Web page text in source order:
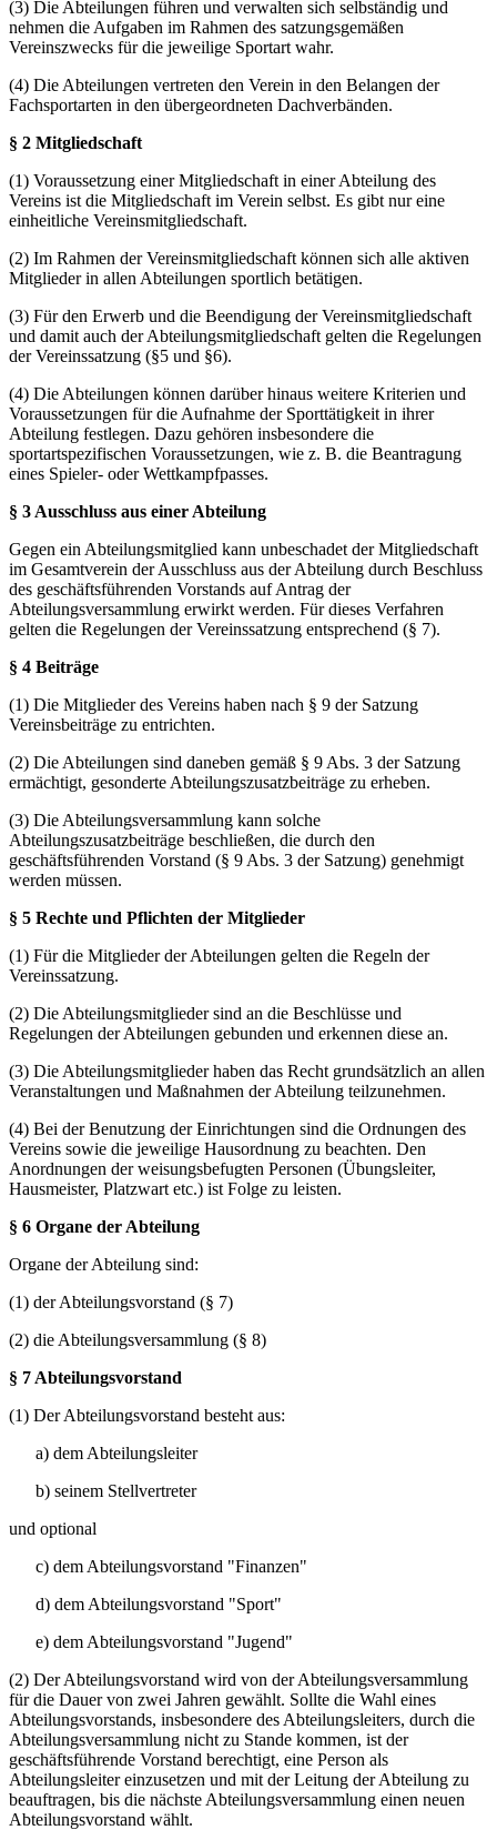
(3) Die Abteilungen führen und verwalten sich selbständig und
nehmen die Aufgaben im Rahmen des satzungsgemäßen
Vereinszwecks für die jeweilige Sportart wahr.
(4) Die Abteilungen vertreten den Verein in den Belangen der
Fachsportarten in den übergeordneten Dachverbänden.
§ 2 Mitgliedschaft
(1) Voraussetzung einer Mitgliedschaft in einer Abteilung des
Vereins ist die Mitgliedschaft im Verein selbst. Es gibt nur eine
einheitliche Vereinsmitgliedschaft.
(2) Im Rahmen der Vereinsmitgliedschaft können sich alle aktiven
Mitglieder in allen Abteilungen sportlich betätigen.
(3) Für den Erwerb und die Beendigung der Vereinsmitgliedschaft
und damit auch der Abteilungsmitgliedschaft gelten die Regelungen
der Vereinssatzung (§5 und §6).
(4) Die Abteilungen können darüber hinaus weitere Kriterien und
Voraussetzungen für die Aufnahme der Sporttätigkeit in ihrer
Abteilung festlegen. Dazu gehören insbesondere die
sportartspezifischen Voraussetzungen, wie z. B. die Beantragung
eines Spieler- oder Wettkampfpasses.
§ 3 Ausschluss aus einer Abteilung
Gegen ein Abteilungsmitglied kann unbeschadet der Mitgliedschaft
im Gesamtverein der Ausschluss aus der Abteilung durch Beschluss
des geschäftsführenden Vorstands auf Antrag der
Abteilungsversammlung erwirkt werden. Für dieses Verfahren
gelten die Regelungen der Vereinssatzung entsprechend (§ 7).
§ 4 Beiträge
(1) Die Mitglieder des Vereins haben nach § 9 der Satzung
Vereinsbeiträge zu entrichten.
(2) Die Abteilungen sind daneben gemäß § 9 Abs. 3 der Satzung
ermächtigt, gesonderte Abteilungszusatzbeiträge zu erheben.
(3) Die Abteilungsversammlung kann solche
Abteilungszusatzbeiträge beschließen, die durch den
geschäftsführenden Vorstand (§ 9 Abs. 3 der Satzung) genehmigt
werden müssen.
§ 5 Rechte und Pflichten der Mitglieder
(1) Für die Mitglieder der Abteilungen gelten die Regeln der
Vereinssatzung.
(2) Die Abteilungsmitglieder sind an die Beschlüsse und
Regelungen der Abteilungen gebunden und erkennen diese an.
(3) Die Abteilungsmitglieder haben das Recht grundsätzlich an allen
Veranstaltungen und Maßnahmen der Abteilung teilzunehmen.
(4) Bei der Benutzung der Einrichtungen sind die Ordnungen des
Vereins sowie die jeweilige Hausordnung zu beachten. Den
Anordnungen der weisungsbefugten Personen (Übungsleiter,
Hausmeister, Platzwart etc.) ist Folge zu leisten.
§ 6 Organe der Abteilung
Organe der Abteilung sind:
(1) der Abteilungsvorstand (§ 7)
(2) die Abteilungsversammlung (§ 8)
§ 7 Abteilungsvorstand
(1) Der Abteilungsvorstand besteht aus:
a) dem Abteilungsleiter
b) seinem Stellvertreter
und optional
c) dem Abteilungsvorstand "Finanzen"
d) dem Abteilungsvorstand "Sport"
e) dem Abteilungsvorstand "Jugend"
(2) Der Abteilungsvorstand wird von der Abteilungsversammlung
für die Dauer von zwei Jahren gewählt. Sollte die Wahl eines
Abteilungsvorstands, insbesondere des Abteilungsleiters, durch die
Abteilungsversammlung nicht zu Stande kommen, ist der
geschäftsführende Vorstand berechtigt, eine Person als
Abteilungsleiter einzusetzen und mit der Leitung der Abteilung zu
beauftragen, bis die nächste Abteilungsversammlung einen neuen
Abteilungsvorstand wählt.